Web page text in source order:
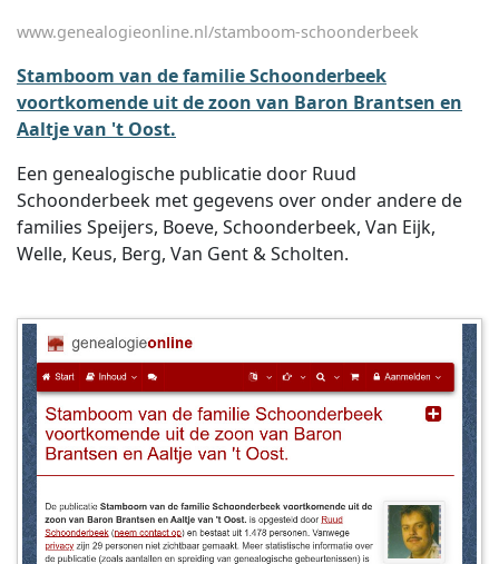
www.genealogieonline.nl/stamboom-schoonderbeek
Stamboom van de familie Schoonderbeek
voortkomende uit de zoon van Baron Brantsen en
Aaltje van 't Oost.
Een genealogische publicatie door Ruud
Schoonderbeek met gegevens over onder andere de
families Speijers, Boeve, Schoonderbeek, Van Eijk,
Welle, Keus, Berg, Van Gent & Scholten.